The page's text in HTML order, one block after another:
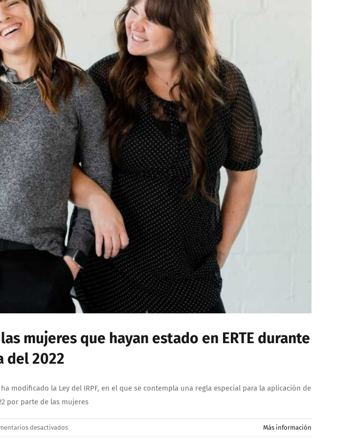
mujeres que hayan estado en ERTE durante
del 2022
modificado la Ley del IRPF, en el que se contempla una regla especial para la aplicación de
por parte de las mujeres
desactivadosen
Más información